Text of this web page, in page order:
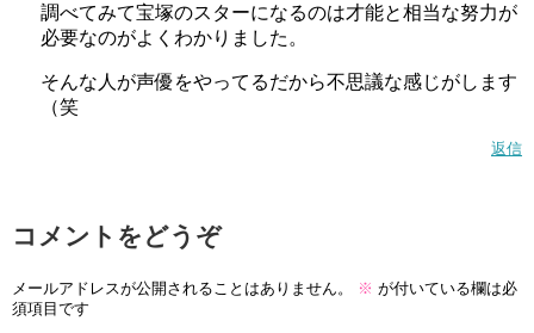
て正式にデビューし、2015年には声優事務所のマウスプロ
モーションに所属したそうです。
うーん、声優になるまで結構苦労してるんですね。
る可能性もあるので食べていくのが大変な職業ということ
～
関連記事 キュアショコラ（剣城あきら）のかわいい画像動画まとめ
調べてみて宝塚のスターになるのは才能と相当な努力が
必要なのがよくわかりました。
そんな人が声優をやってるだから不思議な感じがします
（笑
返信
コメントをどうぞ
メールアドレスが公開されることはありません。 ※ が付いている欄は必
須項目です